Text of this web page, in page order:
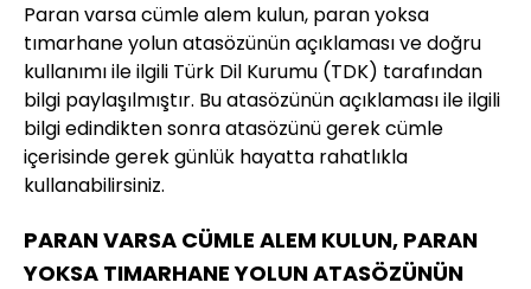
Paran varsa cümle alem kulun, paran yoksa
tımarhane yolun atasözünün açıklaması ve doğru
kullanımı ile ilgili Türk Dil Kurumu (TDK) tarafından
bilgi paylaşılmıştır. Bu atasözünün açıklaması ile ilgili
bilgi edindikten sonra atasözünü gerek cümle
içerisinde gerek günlük hayatta rahatlıkla
kullanabilirsiniz.
PARAN VARSA CÜMLE ALEM KULUN, PARAN
YOKSA TIMARHANE YOLUN ATASÖZÜNÜN